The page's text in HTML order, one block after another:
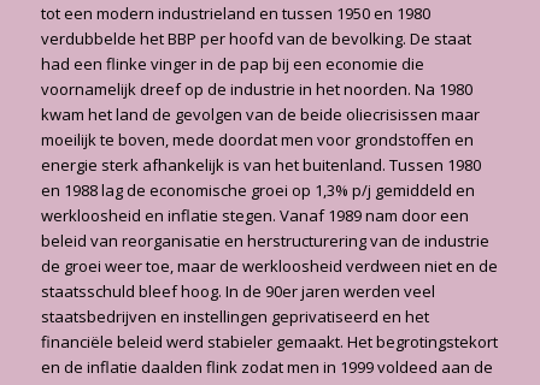
tot een modern industrieland en tussen 1950 en 1980
verdubbelde het BBP per hoofd van de bevolking. De staat
had een flinke vinger in de pap bij een economie die
voornamelijk dreef op de industrie in het noorden. Na 1980
kwam het land de gevolgen van de beide oliecrisissen maar
moeilijk te boven, mede doordat men voor grondstoffen en
energie sterk afhankelijk is van het buitenland. Tussen 1980
en 1988 lag de economische groei op 1,3% p/j gemiddeld en
werkloosheid en inflatie stegen. Vanaf 1989 nam door een
beleid van reorganisatie en herstructurering van de industrie
de groei weer toe, maar de werkloosheid verdween niet en de
staatsschuld bleef hoog. In de 90er jaren werden veel
staatsbedrijven en instellin­gen geprivatiseerd en het
financiële beleid werd stabieler gemaakt. Het begrotingstekort
en de inflatie daalden flink zodat men in 1999 voldeed aan de